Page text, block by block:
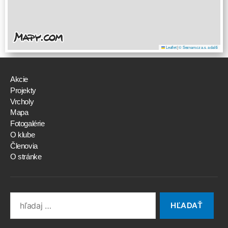
Leaflet|© Seznam.cz a.s. a další
Akcie
Projekty
Vrcholy
Mapa
Fotogalérie
O klube
Členovia
O stránke